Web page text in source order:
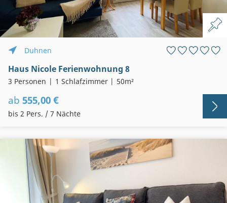
Duhnen
Haus Nicole Ferienwohnung 8
3 Personen 1 Schlafzimmer 50m²
ab 555,00 €
bis 2 Pers. / 7 Nächte